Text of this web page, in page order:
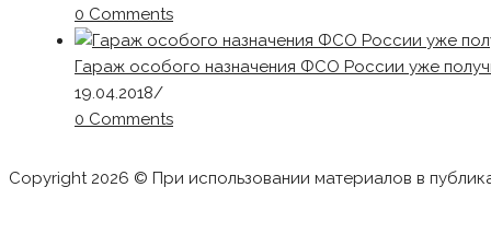
0 Comments
Гараж особого назначения ФСО России уже
19.04.2018/
0 Comments
Copyright 2026 © При использовании материалов в